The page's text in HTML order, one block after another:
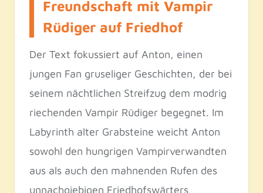
Freundschaft mit Vampir
Rüdiger auf Friedhof
Der Text fokussiert auf Anton, einen
jungen Fan gruseliger Geschichten, der bei
seinem nächtlichen Streifzug dem modrig
riechenden Vampir Rüdiger begegnet. Im
Labyrinth alter Grabsteine weicht Anton
sowohl den hungrigen Vampirverwandten
aus als auch den mahnenden Rufen des
unnachgiebigen Friedhofswärters